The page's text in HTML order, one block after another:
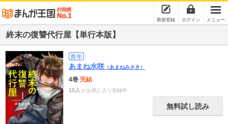
新規登録 ログイン メニュー
終末の復讐代行屋【単行本版】
青年
あまね水咲 （あまねみさき）
4巻 完結
15人 がお気に入り登録中
無料試し読み